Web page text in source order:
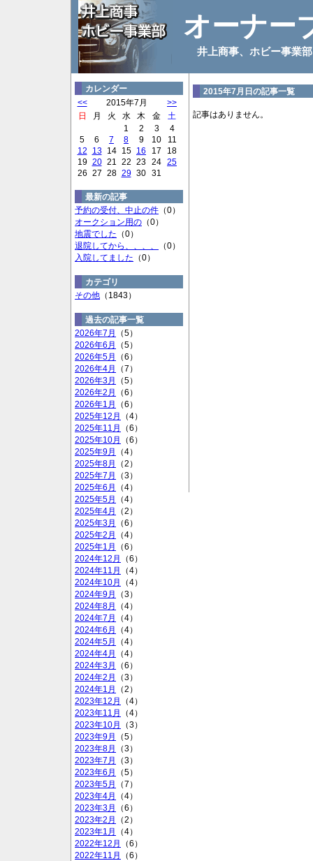
オーナー
井上商事、ホビー事業部
カレンダー
<<
2015年7月
>>
日
月 火 水 木 金
土
1
2 3
4
5
6 7 8 9 10
11
12
13 14 15 16 17
18
19 20 21 22 23 24 25
26 27 28 29 30 31
最新の記事
予約の受付、中止の件 （0）
オークション用の （0）
地震でした （0）
退院してから、、、、
（0）
入院してました （0）
カテゴリ
その他 （1843）
過去の記事一覧
2026年7月
（5）
2026年6月
（5）
2026年5月
（6）
2026年4月
（7）
2026年3月
（5）
2026年2月
（6）
2026年1月
（6）
2025年12月
（4）
2025年11月
（6）
2025年10月
（6）
2025年9月
（4）
2025年8月
（2）
2025年7月
（3）
2025年6月
（4）
2025年5月
（4）
2025年4月
（2）
2025年3月
（6）
2025年2月
（4）
2025年1月
（6）
2024年12月
（6）
2024年11月
（4）
2024年10月
（4）
2024年9月
（3）
2024年8月
（4）
2024年7月
（4）
2024年6月
（4）
2024年5月
（4）
2024年4月
（4）
2024年3月
（6）
2024年2月
（3）
2024年1月
（2）
2023年12月
（4）
2023年11月
（4）
2023年10月
（3）
2023年9月
（5）
2023年8月
（3）
2023年7月
（3）
2023年6月
（5）
2023年5月
（7）
2023年4月
（4）
2023年3月
（6）
2023年2月
（2）
2023年1月
（4）
2022年12月
（6）
2022年11月
（6）
2015年7月日の記事一覧
記事はありません。